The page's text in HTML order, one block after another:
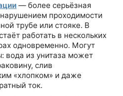
— более серьёзная
проходимости
трубе или стояке. В
работать в нескольких
одновременно. Могут
вода из унитаза может
слив
«хлопком» и даже
ток.